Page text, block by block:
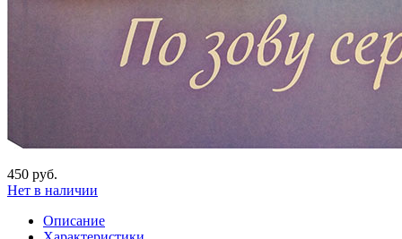
450 руб.
Нет в наличии
Описание